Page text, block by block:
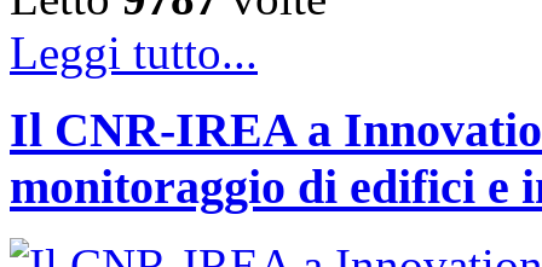
Leggi tutto...
Il CNR-IREA a
monitoraggio di edifici e